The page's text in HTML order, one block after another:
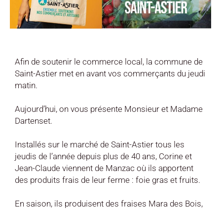
Afin de soutenir le commerce local, la commune de
Saint-Astier met en avant vos commerçants du jeudi
matin.
Aujourd’hui, on vous présente Monsieur et Madame
Dartenset.
Installés sur le marché de Saint-Astier tous les
jeudis de l’année depuis plus de 40 ans, Corine et
Jean-Claude viennent de Manzac où ils apportent
des produits frais de leur ferme : foie gras et fruits.
En saison, ils produisent des fraises Mara des Bois,